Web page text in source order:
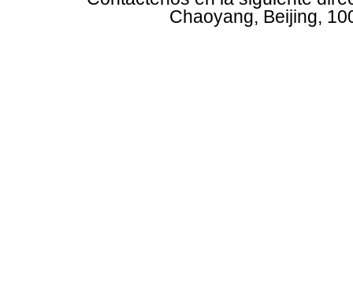
Chaoyang, Beijing,